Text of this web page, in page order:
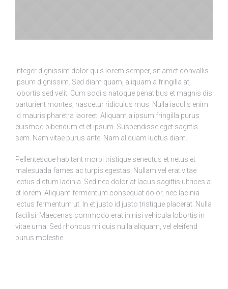
Integer dignissim dolor quis lorem semper, sit amet convallis
ipsum dignissim. Sed diam quam, aliquam a fringilla at,
lobortis sed velit. Cum sociis natoque penatibus et magnis dis
parturient montes, nascetur ridiculus mus. Nulla iaculis enim
id mauris pharetra laoreet. Aliquam a ipsum fringilla purus
euismod bibendum et et ipsum. Suspendisse eget sagittis
sem. Nam vitae purus ante. Nam aliquam luctus diam.
Pellentesque habitant morbi tristique senectus et netus et
malesuada fames ac turpis egestas. Nullam vel erat vitae
lectus dictum lacinia. Sed nec dolor at lacus sagittis ultrices a
et lorem. Aliquam fermentum consequat dolor, nec lacinia
lectus fermentum ut. In et justo id justo tristique placerat. Nulla
facilisi. Maecenas commodo erat in nisi vehicula lobortis in
vitae urna. Sed rhoncus mi quis nulla aliquam, vel eleifend
purus molestie.